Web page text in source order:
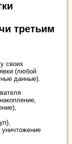
третьим
своих
(любой
данные).